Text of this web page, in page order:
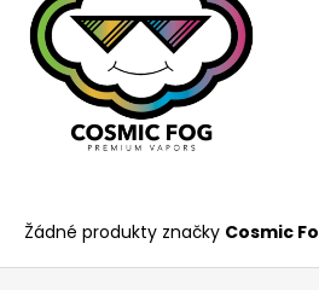
Žádné produkty značky Cosmic
ř
e
b
e
n